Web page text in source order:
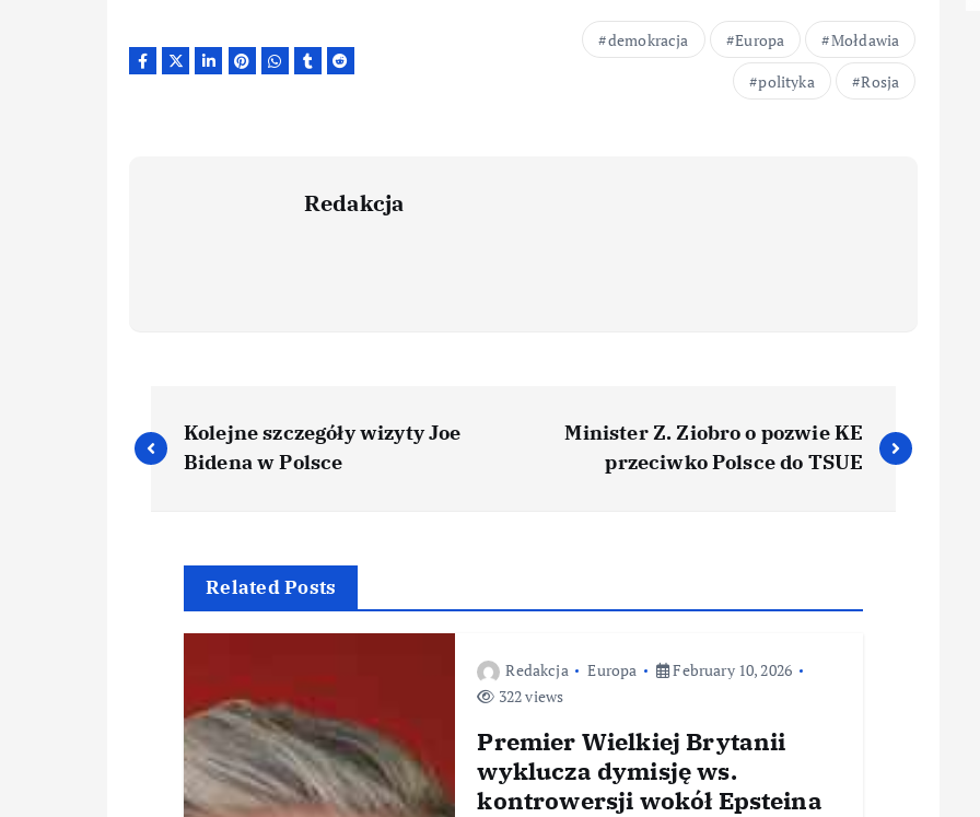
demokracja Europa
Mołdawia
polityka
Rosja
Redakcja
Kolejne szczegóły wizyty Joe
Bidena w Polsce
Minister Z. Ziobro o pozwie KE
przeciwko Polsce do TSUE
Related Posts
Redakcja Europa
February 10, 2026
322 views
Premier Wielkiej Brytanii
wyklucza dymisję ws.
kontrowersji wokół Epsteina